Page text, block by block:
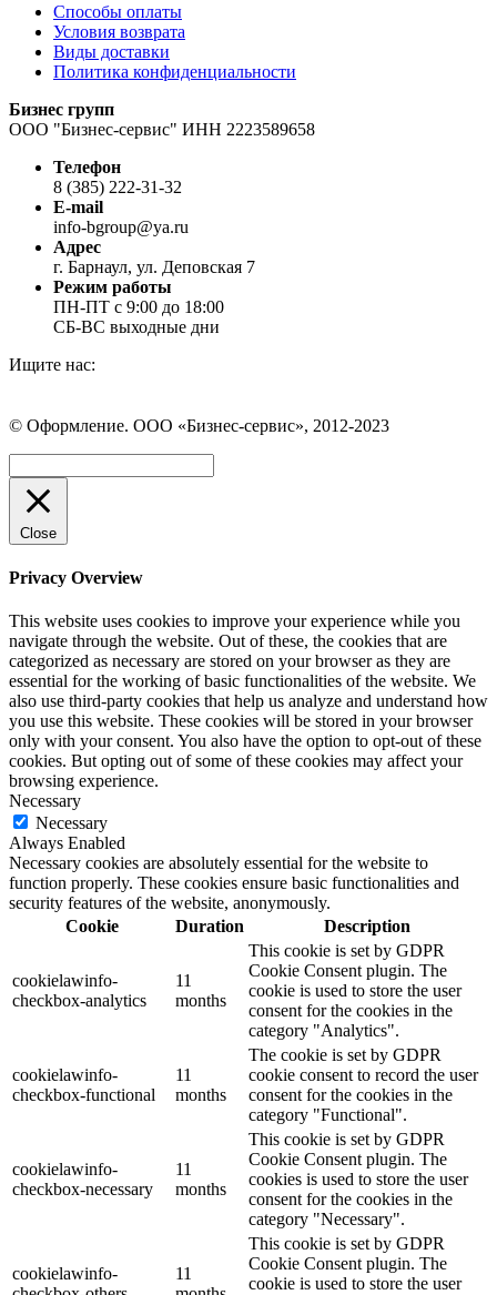
Способы оплаты
Условия возврата
Виды доставки
Политика конфиденциальности
Бизнес групп
ООО "Бизнес-сервис" ИНН 2223589658
Телефон
8 (385) 222-31-32
E-mail
info-bgroup@ya.ru
Адрес
г. Барнаул, ул. Деповская 7
Режим работы
ПН-ПТ с 9:00 до 18:00
СБ-ВС выходные дни
Ищите нас:
Вконтакте
открывается
в
новом
окне
WhatsApp
открывается
в
новом
окне
Telegram
открывается
в
новом
окне
© Оформление. ООО «Бизнес-сервис», 2012-2023
Close
Privacy Overview
This website uses cookies to improve your experience while you
navigate through the website. Out of these, the cookies that are
categorized as necessary are stored on your browser as they are
essential for the working of basic functionalities of the website. We
also use third-party cookies that help us analyze and understand how
you use this website. These cookies will be stored in your browser
only with your consent. You also have the option to opt-out of these
cookies. But opting out of some of these cookies may affect your
browsing experience.
Necessary
Necessary
Always Enabled
Necessary cookies are absolutely essential for the website to
function properly. These cookies ensure basic functionalities and
security features of the website, anonymously.
Cookie
Duration Description
cookielawinfo-
checkbox-analytics
11
months
This cookie is set by GDPR
Cookie Consent plugin. The
cookie is used to store the user
consent for the cookies in the
category "Analytics".
cookielawinfo-
checkbox-functional
11
months
The cookie is set by GDPR
cookie consent to record the user
consent for the cookies in the
category "Functional".
cookielawinfo-
checkbox-necessary
11
months
This cookie is set by GDPR
Cookie Consent plugin. The
cookies is used to store the user
consent for the cookies in the
category "Necessary".
cookielawinfo-
11
This cookie is set by GDPR
Cookie Consent plugin. The
cookie is used to store the user